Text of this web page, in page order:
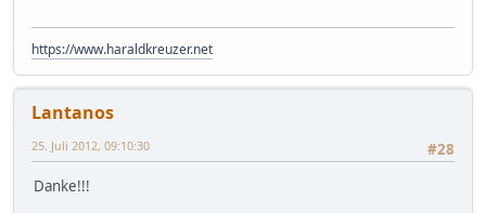
https://www.haraldkreuzer.net
Lantanos
#28
25. Juli 2012, 09:10:30
Danke!!!